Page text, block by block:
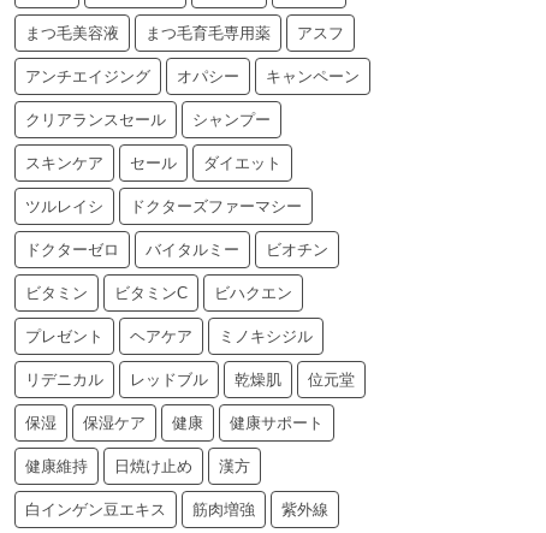
まつ毛美容液 まつ毛育毛専用薬 アスフ
アンチエイジング オパシー キャンペーン
クリアランスセール シャンプー
スキンケア セール ダイエット
ツルレイシ ドクターズファーマシー
ドクターゼロ バイタルミー ビオチン
ビタミン ビタミンC ビハクエン
プレゼント ヘアケア ミノキシジル
リデニカル レッドブル 乾燥肌 位元堂
保湿 保湿ケア 健康 健康サポート
健康維持 日焼け止め 漢方
白インゲン豆エキス 筋肉増強 紫外線